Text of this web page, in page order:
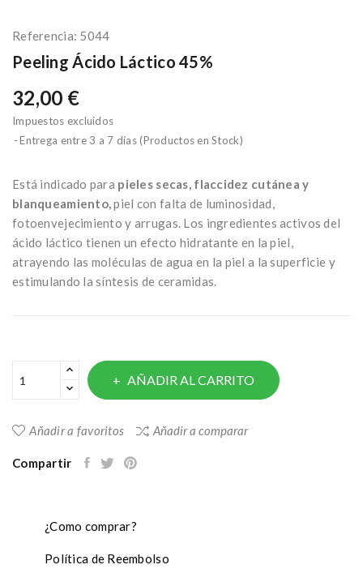
Referencia: 5044
Peeling Ácido Láctico 45%
32,00 €
Impuestos excluidos
Entrega entre 3 a 7 días (Productos en Stock)
Está indicado para pieles secas, flaccidez cutánea y
blanqueamiento,piel con falta de luminosidad,
fotoenvejecimiento y arrugas. Los ingredientes activos del
ácido láctico tienen un efecto hidratante en la piel,
atrayendo las moléculas de agua en la piel a la superficie y
estimulando la síntesis de ceramidas.
AÑADIR AL CARRITO
Añadir a favoritos Añadir a comparar
Compartir
¿Como comprar?
Política de Reembolso